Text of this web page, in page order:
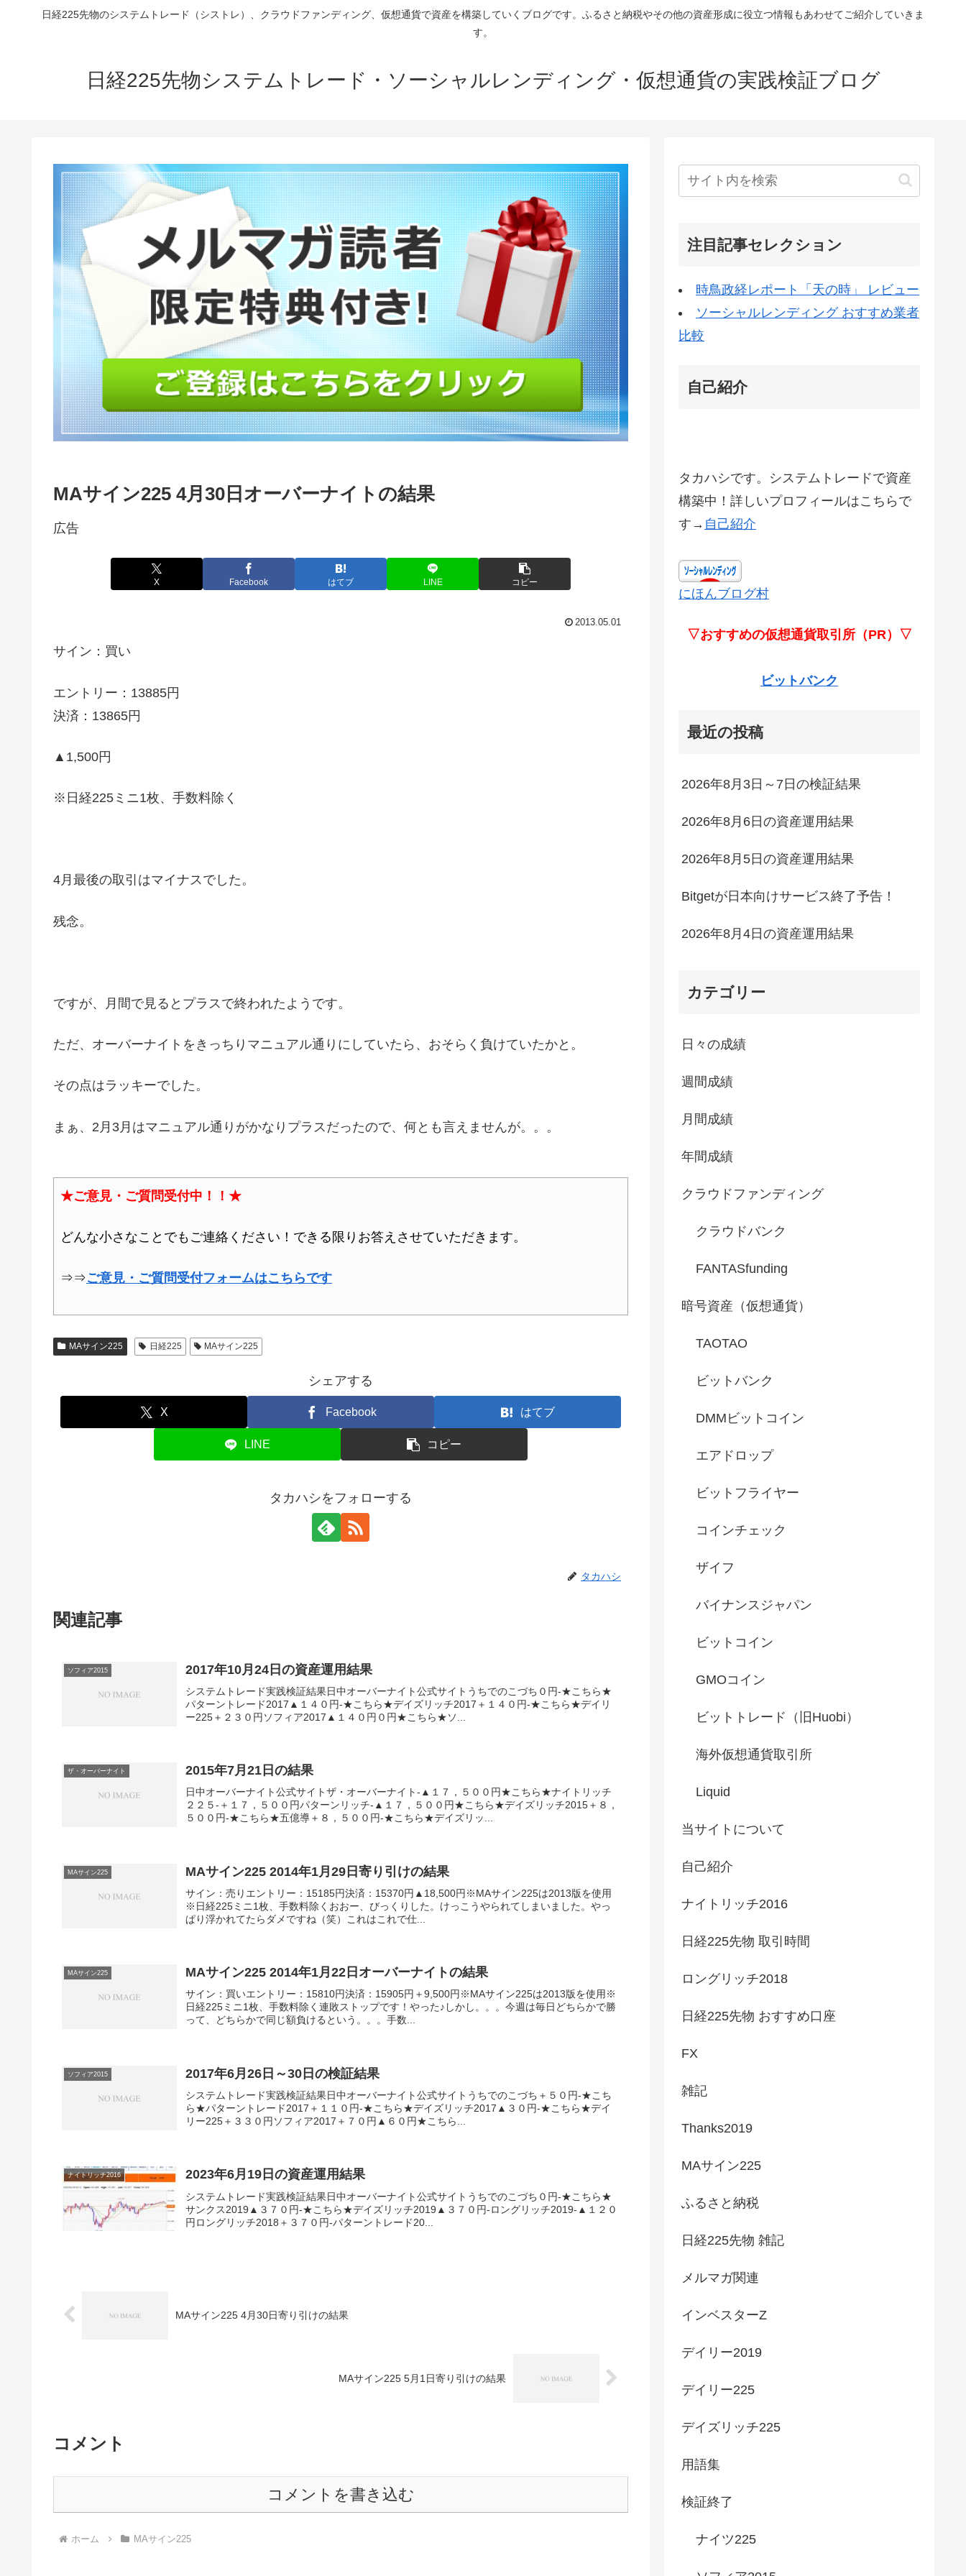
日経225先物のシステムトレード（シストレ）、クラウドファンディング、仮想通貨で資産を構築していくブログです。ふるさと納税やその他の資産形成に役立つ情報もあわせてご紹介していきま
す。
日経225先物システムトレード・ソーシャルレンディング・仮想通貨の実践検証ブログ
MAサイン225 4月30日オーバーナイトの結果
広告
X Facebook はてブ LINE コピー
2013.05.01
サイン：買い
エントリー：13885円
決済：13865円
▲1,500円
※日経225ミニ1枚、手数料除く
4月最後の取引はマイナスでした。
残念。
ですが、月間で見るとプラスで終われたようです。
ただ、オーバーナイトをきっちりマニュアル通りにしていたら、おそらく負けていたかと。
その点はラッキーでした。
まぁ、2月3月はマニュアル通りがかなりプラスだったので、何とも言えませんが。。。
★ご意見・ご質問受付中！！★
どんな小さなことでもご連絡ください！できる限りお答えさせていただきます。
⇒⇒ご意見・ご質問受付フォームはこちらです
MAサイン225 日経225 MAサイン225
シェアする
X Facebook はてブ
LINE コピー
タカハシをフォローする
タカハシ
関連記事
ソフィア2015 2017年10月24日の資産運用結果
システムトレード実践検証結果日中オーバーナイト公式サイトうちでのこづち０円-★こちら★
パターントレード2017▲１４０円-★こちら★デイズリッチ2017＋１４０円-★こちら★デイリ
ー225＋２３０円ソフィア2017▲１４０円０円★こちら★ソ...
ザ・オーバーナイト 2015年7月21日の結果
日中オーバーナイト公式サイトザ・オーバーナイト-▲１７，５００円★こちら★ナイトリッチ
２２５-＋１７，５００円パターンリッチ-▲１７，５００円★こちら★デイズリッチ2015＋８，
５００円-★こちら★五億導＋８，５００円-★こちら★デイズリッ...
MAサイン225 MAサイン225 2014年1月29日寄り引けの結果
サイン：売りエントリー：15185円決済：15370円▲18,500円※MAサイン225は2013版を使用
※日経225ミニ1枚、手数料除くおおー、びっくりした。けっこうやられてしまいました。やっ
ぱり浮かれてたらダメですね（笑）これはこれで仕...
MAサイン225 MAサイン225 2014年1月22日オーバーナイトの結果
サイン：買いエントリー：15810円決済：15905円＋9,500円※MAサイン225は2013版を使用※
日経225ミニ1枚、手数料除く連敗ストップです！やった♪しかし。。。今週は毎日どちらかで勝
って、どちらかで同じ額負けるという。。。手数...
ソフィア2015 2017年6月26日～30日の検証結果
システムトレード実践検証結果日中オーバーナイト公式サイトうちでのこづち＋５０円-★こち
ら★パターントレード2017＋１１０円-★こちら★デイズリッチ2017▲３０円-★こちら★デイ
リー225＋３３０円ソフィア2017＋７０円▲６０円★こちら...
ナイトリッチ2016 2023年6月19日の資産運用結果
システムトレード実践検証結果日中オーバーナイト公式サイトうちでのこづち０円-★こちら★
サンクス2019▲３７０円-★こちら★デイズリッチ2019▲３７０円-ロングリッチ2019-▲１２０
円ロングリッチ2018＋３７０円-パターントレード20...
MAサイン225 4月30日寄り引けの結果
MAサイン225 5月1日寄り引けの結果
コメント
コメントを書き込む
ホーム MAサイン225
注目記事セレクション
時鳥政経レポート「天の時」 レビュー
ソーシャルレンディング おすすめ業者
比較
自己紹介
タカハシです。システムトレードで資産
構築中！詳しいプロフィールはこちらで
す→ 自己紹介
にほんブログ村
▽おすすめの仮想通貨取引所（PR）▽
ビットバンク
最近の投稿
2026年8月3日～7日の検証結果
2026年8月6日の資産運用結果
2026年8月5日の資産運用結果
Bitgetが日本向けサービス終了予告！
2026年8月4日の資産運用結果
カテゴリー
日々の成績
週間成績
月間成績
年間成績
クラウドファンディング
クラウドバンク
FANTASfunding
暗号資産（仮想通貨）
TAOTAO
ビットバンク
DMMビットコイン
エアドロップ
ビットフライヤー
コインチェック
ザイフ
バイナンスジャパン
ビットコイン
GMOコイン
ビットトレード（旧Huobi）
海外仮想通貨取引所
Liquid
当サイトについて
自己紹介
ナイトリッチ2016
日経225先物 取引時間
ロングリッチ2018
日経225先物 おすすめ口座
FX
雑記
Thanks2019
MAサイン225
ふるさと納税
日経225先物 雑記
メルマガ関連
インベスターZ
デイリー2019
デイリー225
デイズリッチ225
用語集
検証終了
ナイツ225